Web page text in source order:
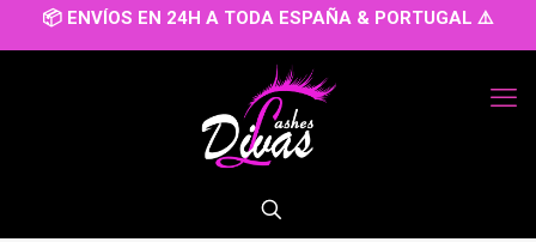
📦 ENVÍOS EN 24H A TODA ESPAÑA & PORTUGAL ⚠️